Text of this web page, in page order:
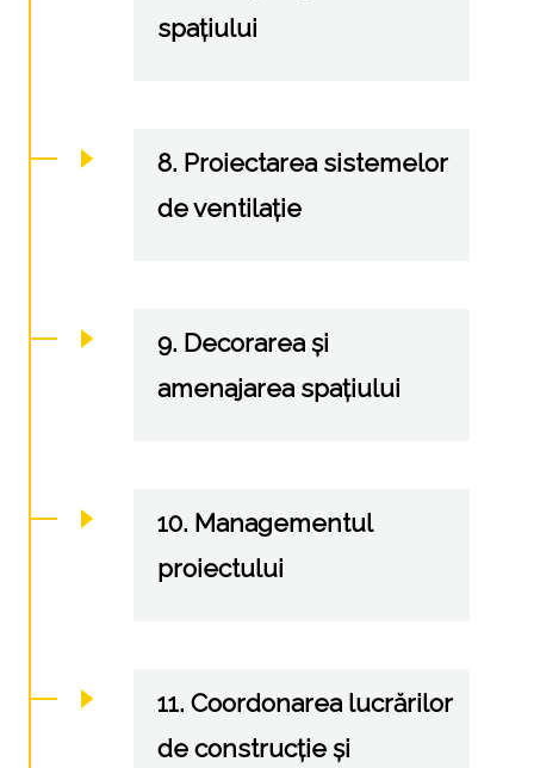
spațiului
8. Proiectarea sistemelor
de ventilație
9. Decorarea și
amenajarea spațiului
10. Managementul
proiectului
11. Coordonarea lucrărilor
de construcție și